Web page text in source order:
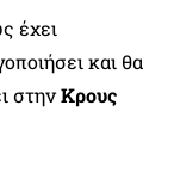
έχει
και θα
στηνΚρους